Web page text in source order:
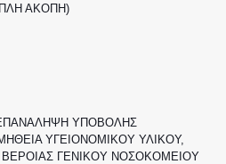
ΑΠΛΗ ΑΚΟΠΗ)
ΥΠΟΒΟΛΗΣ
ΥΓΕΙΟΝΟΜΙΚΟΥ ΥΛΙΚΟΥ,
ΓΕΝΙΚΟΥ ΝΟΣΟΚΟΜΕΙΟΥ